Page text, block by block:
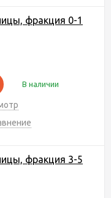
фракция 0-1
В наличии
фракция 3-5